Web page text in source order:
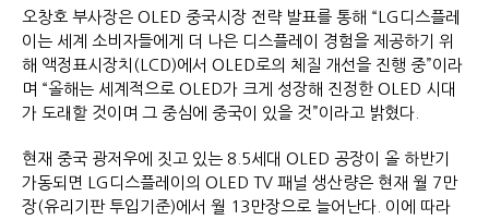
오창호 부사장은 OLED 중국시장 전략 발표를 통해 “LG디스플레
이는 세계 소비자들에게 더 나은 디스플레이 경험을 제공하기 위
해 액정표시장치(LCD)에서 OLED로의 체질 개선을 진행 중”이라
며 “올해는 세계적으로 OLED가 크게 성장해 진정한 OLED 시대
가 도래할 것이며 그 중심에 중국이 있을 것”이라고 밝혔다.
현재 중국 광저우에 짓고 있는 8.5세대 OLED 공장이 올 하반기
가동되면 LG디스플레이의 OLED TV 패널 생산량은 현재 월 7만
장(유리기판 투입기준)에서 월 13만장으로 늘어난다. 이에 따라